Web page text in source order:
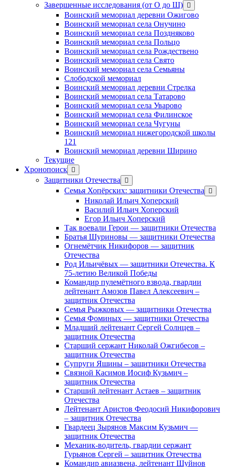
Завершенные исследования (от О до Ш) открыть
меню
Воинский мемориал деревни Ожигово
Воинский мемориал села Онучино
Воинский мемориал села Поздняково
Воинский мемориал села Польцо
Воинский мемориал села Рождествено
Воинский мемориал села Свято
Воинский мемориал села Семьяны
Слободской мемориал
Воинский мемориал деревни Стрелка
Воинский мемориал села Татарово
Воинский мемориал села Уварово
Воинский мемориал села Филинское
Воинский мемориал села Чугуны
Воинский мемориал нижегородской школы
121
Воинский мемориал деревни Ширино
Текущие
Хронопоиск открыть
меню
Защитники Отечества
открыть
меню
Семья Хопёрских: защитники Отечества
меню
Николай Ильич Хоперский
Василий Ильич Хоперский
Егор Ильич Хоперский
Так воевали Герои — защитники Отечества
Братья Шуриновы — защитники Отечества
Огнемётчик Никифоров — защитник
Отечества
Род Ильичёвых — защитники Отечества. К
75-летию Великой Победы
Командир пулемётного взвода, гвардии
лейтенант Амозов Павел Алексеевич –
защитник Отечества
Семья Рыжковых — защитники Отечества
Семья Фоминых — защитники Отечества
Младший лейтенант Сергей Солнцев –
защитник Отечества
Старший сержант Николай Ожгибесов –
защитник Отечества
Супруги Яшины – защитники Отечества
Связной Касимов Иосиф Кузьмич –
защитник Отечества
Старший лейтенант Астаев – защитник
Отечества
Лейтенант Аристов Феодосий Никифорович
– защитник Отечества
Гвардеец Зырянов Максим Кузьмич —
защитник Отечества
Механик-водитель, гвардии сержант
Гурьянов Сергей – защитник Отечества
Командир авиазвена, лейтенант Шуйнов